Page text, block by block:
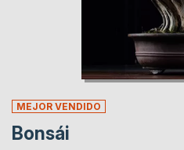
MEJOR VENDIDO
Bonsái